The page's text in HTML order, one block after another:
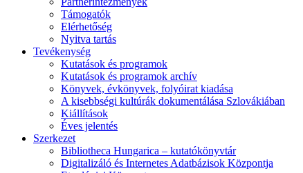
Támogatók
Elérhetőség
Nyitva tartás
Tevékenység
Kutatások és programok
Kutatások és programok archív
Könyvek, évkönyvek, folyóirat kiadása
A kisebbségi kultúrák dokumentálása Szlovákiában
Kiállítások
Éves jelentés
Szerkezet
Bibliotheca Hungarica – kutatókönyvtár
Digitalizáló és Internetes Adatbázisok Központja